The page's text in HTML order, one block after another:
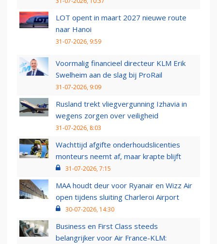
LOT opent in maart 2027 nieuwe route
naar Hanoi
31-07-2026, 9:59
Voormalig financieel directeur KLM Erik
Swelheim aan de slag bij ProRail
31-07-2026, 9:09
Rusland trekt vliegvergunning Izhavia in
wegens zorgen over veiligheid
31-07-2026, 8:03
Wachttijd afgifte onderhoudslicenties
monteurs neemt af, maar krapte blijft
31-07-2026, 7:15
MAA houdt deur voor Ryanair en Wizz Air
open tijdens sluiting Charleroi Airport
30-07-2026, 14:30
Business en First Class steeds
belangrijker voor Air France-KLM: